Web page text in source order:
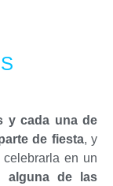
y cada una de
de fiesta, y
en un
alguna de las